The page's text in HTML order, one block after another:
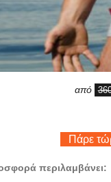
από
Πάρε
περιλαμβάνει: